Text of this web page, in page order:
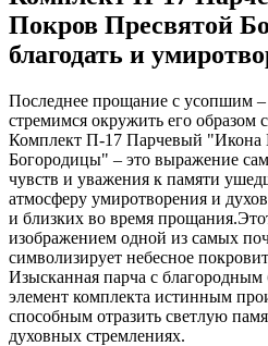
Покров Пресвятой
благодать и
Последнее прощание с усопшим
стремимся окружить его образом
Комплект П-17 Парчевый "Икона
Богородицы" – это выражение
чувств и уважения к памяти
атмосферу умиротворения и
и близких во время
изображением одной из самых
символизирует небесное
Изысканная парча с благородным
элемент комплекта истинным
способным отразить светлую
духовных стремлениях.